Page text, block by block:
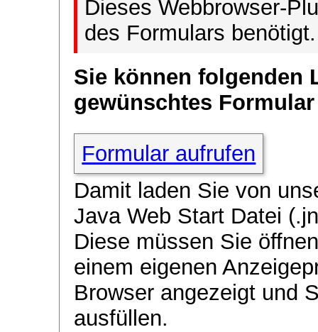
Dieses Webbrowser-
des Formulars benötigt.
Sie können folgenden
gewünschtes
Formular aufrufen
Damit laden Sie von
Java Web Start Datei
Diese müssen Sie
einem eigenen
Browser angezeigt und
ausfüllen.